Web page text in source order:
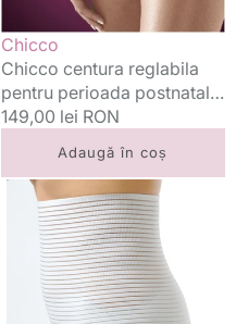
Vânzător:
Chicco
Chicco centura reglabila
pentru perioada postnatala
marimea L
Preț
149,00 lei RON
Adaugă în coș
Baby
centura
postnatala
marimea